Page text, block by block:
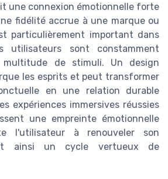
une connexion émotionnelle forte
fidélité accrue à une marque ou
particulièrement important dans
utilisateurs sont constamment
de stimuli. Un design
les esprits et peut transformer
en une relation durable
expériences immersives réussies
une empreinte émotionnelle
l'utilisateur à renouveler son
ainsi un cycle vertueux de